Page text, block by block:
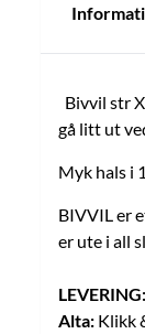
Bivvil str
gå litt ut
Myk hals i
BIVVIL er
er ute i all
LEVERING:
Alta: Klikk